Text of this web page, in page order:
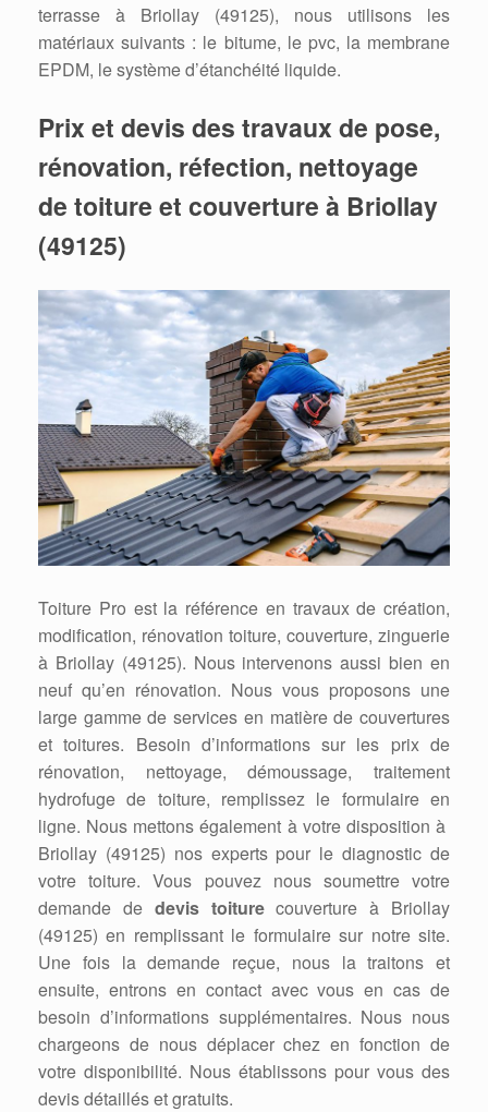
terrasse à Briollay (49125), nous utilisons les
matériaux suivants : le bitume, le pvc, la membrane
EPDM, le système d’étanchéité liquide.
Prix et devis des travaux de pose,
rénovation, réfection, nettoyage
de toiture et couverture à Briollay
(49125)
Toiture Pro est la référence en travaux de création,
modification, rénovation toiture, couverture, zinguerie
à Briollay (49125). Nous intervenons aussi bien en
neuf qu’en rénovation. Nous vous proposons une
large gamme de services en matière de couvertures
et toitures. Besoin d’informations sur les prix de
rénovation, nettoyage, démoussage, traitement
hydrofuge de toiture, remplissez le formulaire en
ligne. Nous mettons également à votre disposition à
Briollay (49125) nos experts pour le diagnostic de
votre toiture. Vous pouvez nous soumettre votre
demande de devis toiturecouverture à Briollay
(49125) en remplissant le formulaire sur notre site.
Une fois la demande reçue, nous la traitons et
ensuite, entrons en contact avec vous en cas de
besoin d’informations supplémentaires. Nous nous
chargeons de nous déplacer chez en fonction de
votre disponibilité. Nous établissons pour vous des
devis détaillés et gratuits.